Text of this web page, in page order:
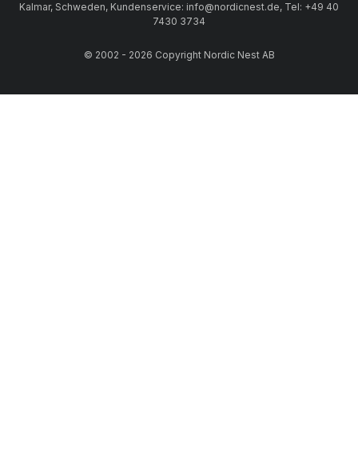
Kalmar, Schweden, Kundenservice: info@nordicnest.de, Tel: +49 40
7430 3734
© 2002 - 2026 Copyright Nordic Nest AB